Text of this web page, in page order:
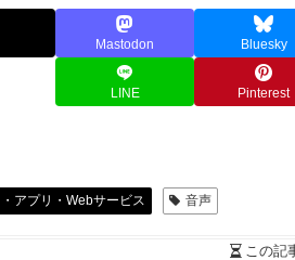
Mastodon Bluesky
LINE Pinterest
アプリ・Webサービス 音声
この記